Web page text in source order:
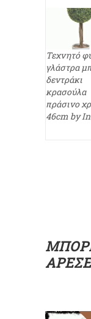
Τεχνητό
γλάστρα
δεντράκι
κρασούλα
πράσινο
46cm by